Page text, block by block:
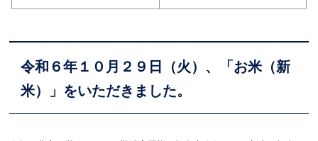
令和６年１０月２９日（火）、「お米（新
米）」をいただきました。